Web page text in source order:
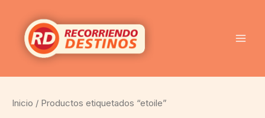
contenido
Inicio / Productos etiquetados “etoile”